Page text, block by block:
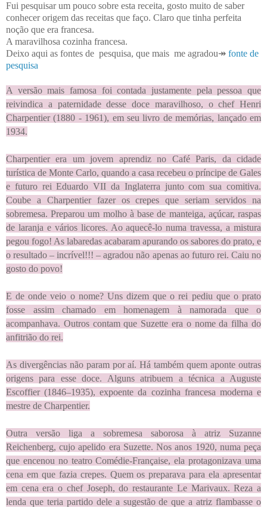
Fui pesquisar um pouco sobre esta receita, gosto muito de saber
conhecer origem das receitas que faço. Claro que tinha perfeita
noção que era francesa.
A maravilhosa cozinha francesa.
Deixo aqui as fontes de pesquisa, que mais me agradou↠ fonte de
pesquisa
A versão mais famosa foi contada justamente pela pessoa que
reivindica a paternidade desse doce maravilhoso, o chef Henri
Charpentier (1880 - 1961), em seu livro de memórias, lançado em
1934.
Charpentier era um jovem aprendiz no Café Paris, da cidade
turística de Monte Carlo, quando a casa recebeu o príncipe de Gales
e futuro rei Eduardo VII da Inglaterra junto com sua comitiva.
Coube a Charpentier fazer os crepes que seriam servidos na
sobremesa. Preparou um molho à base de manteiga, açúcar, raspas
de laranja e vários licores. Ao aquecê-lo numa travessa, a mistura
pegou fogo! As labaredas acabaram apurando os sabores do prato, e
o resultado – incrível!!! – agradou não apenas ao futuro rei. Caiu no
gosto do povo!
E de onde veio o nome? Uns dizem que o rei pediu que o prato
fosse assim chamado em homenagem à namorada que o
acompanhava. Outros contam que Suzette era o nome da filha do
anfitrião do rei.
As divergências não param por aí. Há também quem aponte outras
origens para esse doce. Alguns atribuem a técnica a Auguste
Escoffier (1846–1935), expoente da cozinha francesa moderna e
mestre de Charpentier.
Outra versão liga a sobremesa saborosa à atriz Suzanne
Reichenberg, cujo apelido era Suzette. Nos anos 1920, numa peça
que encenou no teatro Comédie-Française, ela protagonizava uma
cena em que fazia crepes. Quem os preparava para ela apresentar
em cena era o chef Joseph, do restaurante Le Marivaux. Reza a
lenda que teria partido dele a sugestão de que a atriz flambasse o